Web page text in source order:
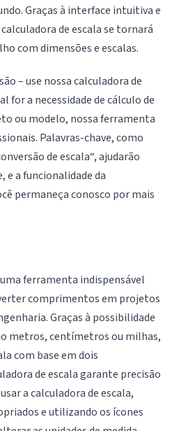
Graças à interface intuitiva e
de escala se tornará
com dimensões e escalas.
– use nossa calculadora de
for a necessidade de cálculo de
ou modelo, nossa ferramenta
Palavras-chave, como
de escala“, ajudarão
e a funcionalidade da
permaneça conosco por mais
ferramenta indispensável
comprimentos em projetos
Graças à possibilidade
metros, centímetros ou milhas,
com base em dois
de escala garante precisão
a calculadora de escala,
e utilizando os ícones